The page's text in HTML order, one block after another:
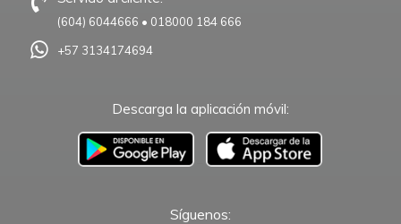
(604) 6044666 • 018000 184 666
+57 3134174694
Descarga la aplicación móvil:
–
Síguenos: